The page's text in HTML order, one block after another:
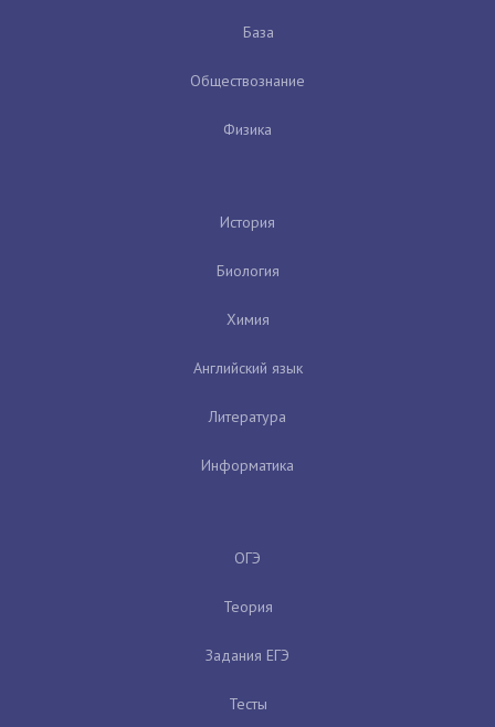
База
Обществознание
Физика
История
Биология
Химия
Английский язык
Литература
Информатика
ОГЭ
Теория
Задания ЕГЭ
Тесты